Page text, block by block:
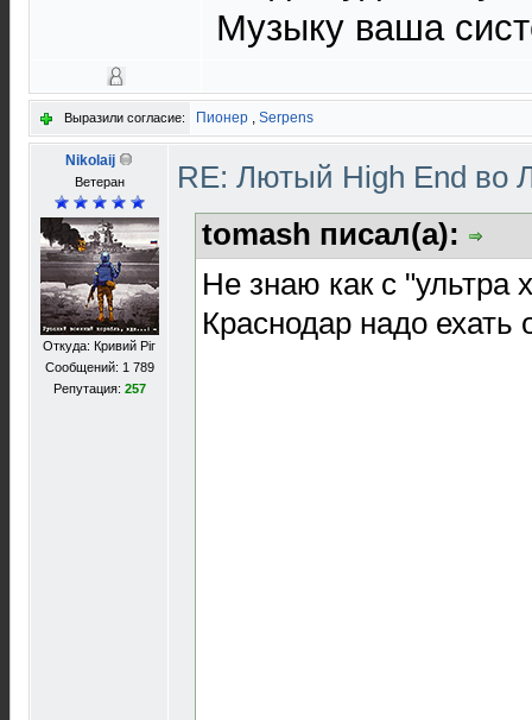
Музыку ваша
Выразили согласие: Пионер , Serpens
Nikolaij
Ветеран
Откуда: Кривий Рiг
Сообщений: 1 789
Репутация: 257
RE: Лютый High End во
tomash писал(а):
Не знаю как с "ультра
Краснодар надо ехать